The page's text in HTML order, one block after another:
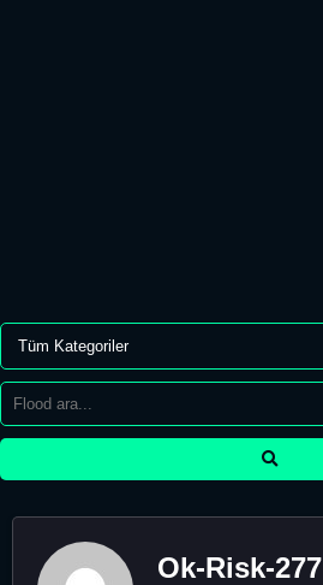
Ok-Risk-277